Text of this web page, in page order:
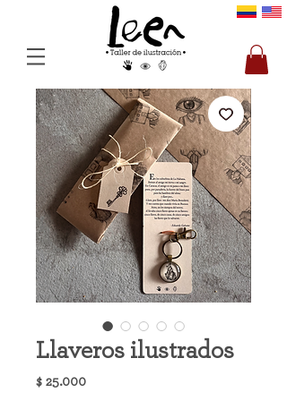
Llaveros ilustrados
$ 25.000Precio